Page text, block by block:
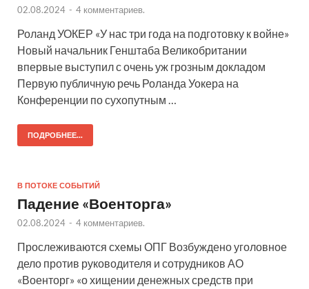
02.08.2024 - 4 комментариев.
Роланд УОКЕР «У нас три года на подготовку к войне»
Новый начальник Генштаба Великобритании
впервые выступил с очень уж грозным докладом
Первую публичную речь Роланда Уокера на
Конференции по сухопутным …
ПОДРОБНЕЕ...
В ПОТОКЕ СОБЫТИЙ
Падение «Военторга»
02.08.2024 - 4 комментариев.
Прослеживаются схемы ОПГ Возбуждено уголовное
дело против руководителя и сотрудников АО
«Военторг» «о хищении денежных средств при